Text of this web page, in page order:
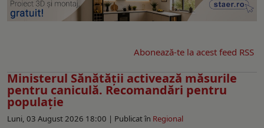
Abonează-te la acest feed RSS
Ministerul Sănătății activează măsurile
pentru caniculă. Recomandări pentru
populație
Luni, 03 August 2026 18:00 | Publicat în Regional